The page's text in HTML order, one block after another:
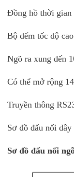
Đồng hồ thời gian
Bộ đếm tốc độ
Ngõ ra xung đến
Có thể mở rộng
Truyền thông
Sơ đồ đấu nối dây
Sơ đồ đấu nối